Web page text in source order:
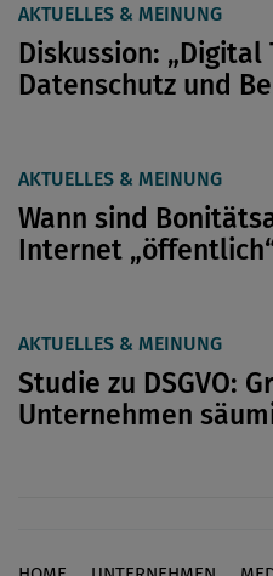
AKTUELLES & MEINUNG
Diskussion: „Digital
Datenschutz und
AKTUELLES & MEINUNG
Wann sind
Internet
AKTUELLES & MEINUNG
Studie zu DSGVO:
Unternehmen